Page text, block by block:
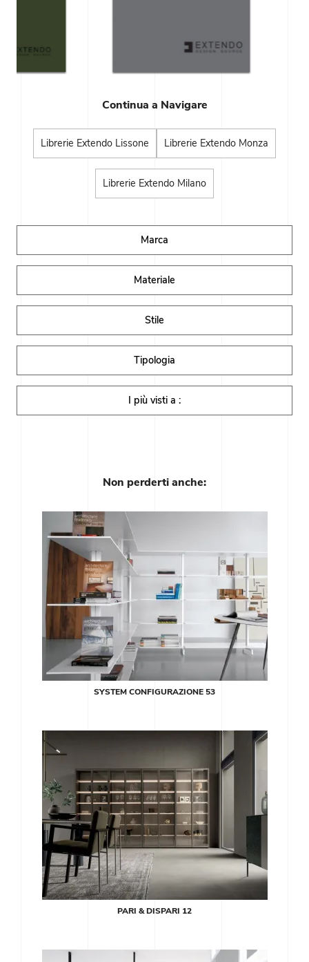
Continua a Navigare
Librerie Extendo Lissone Librerie Extendo Monza
Librerie Extendo Milano
Marca
Materiale
Stile
Tipologia
I più visti a :
Non perderti anche:
SYSTEM CONFIGURAZIONE 53
PARI & DISPARI 12